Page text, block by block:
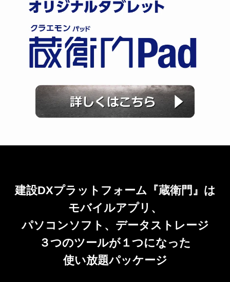
建設DXプラットフォーム『蔵衛門』は
モバイルアプリ、
パソコンソフト、データストレージ
３つのツールが１つになった
使い放題パッケージ